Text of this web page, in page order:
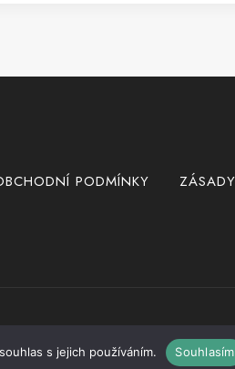
PODMÍNKY
s jejich používáním. Souhlasím